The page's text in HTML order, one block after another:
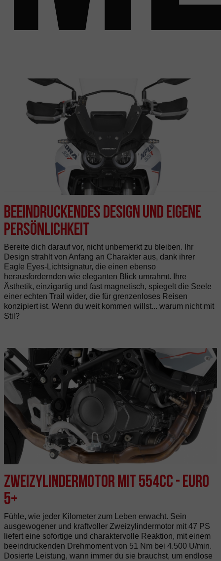
Beeindruckendes Design und eigene
Persönlichkeit
Bereite dich darauf vor, nicht unbemerkt zu bleiben. Ihr
Design strahlt von Anfang an Charakter aus, dank ihrer
Eagle Eyes-Lichtsignatur, die einen ebenso
herausfordernden wie eleganten Blick umrahmt. Ihre
Ästhetik, einzigartig und fast magnetisch, spiegelt die Seele
einer echten Trail wider, die für grenzenloses Reisen
konzipiert ist. Wenn du weit kommen willst... warum nicht mit
Stil?
Zweizylindermotor mit 554cc - Euro
5+
Fühle, wie jeder Kilometer zum Leben erwacht. Sein
ausgewogener und kraftvoller Zweizylindermotor mit 47 PS
liefert eine sofortige und charaktervolle Reaktion, mit einem
beeindruckenden Drehmoment von 51 Nm bei 4.500 U/min.
Dosierte Leistung, wann immer du sie brauchst, um endlose